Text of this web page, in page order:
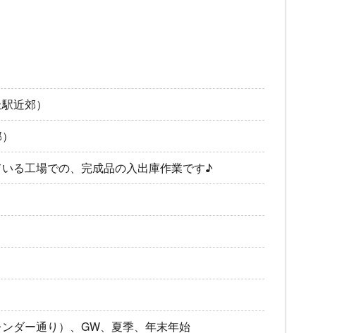
近郊）
る工場での、完成品の入出庫作業です♪
ダー通り）、GW、夏季、年末年始